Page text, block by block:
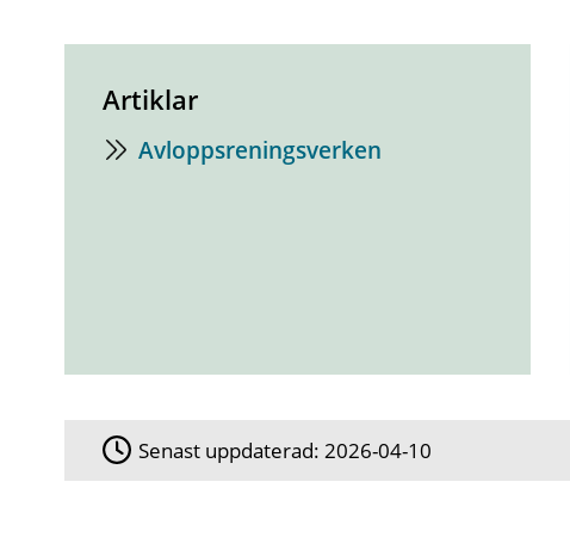
Artiklar
Avloppsreningsverken
Senast uppdaterad:2026-04-10